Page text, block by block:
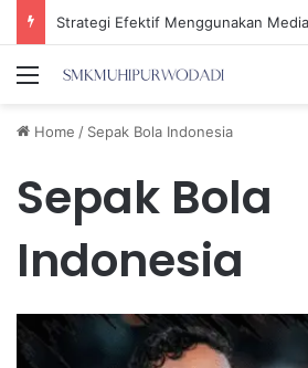
Menu
Home / Sepak Bola Indonesia
Sepak Bola
Indonesia